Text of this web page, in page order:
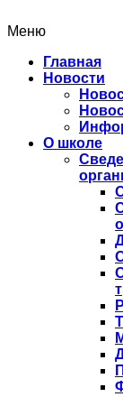
Меню
Главная
Новости
О школе